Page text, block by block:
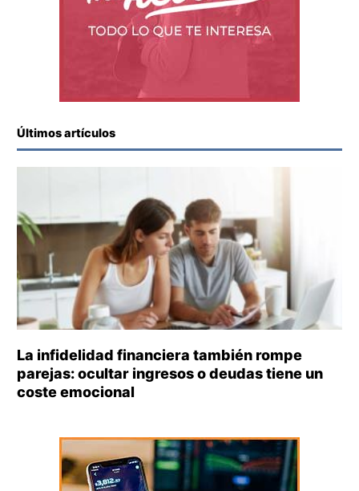
Últimos artículos
La infidelidad financiera también rompe
parejas: ocultar ingresos o deudas tiene un
coste emocional